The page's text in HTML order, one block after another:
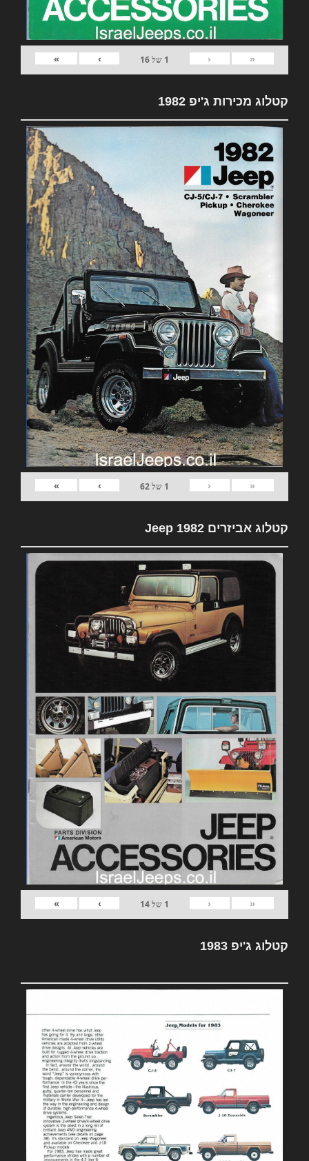
«
‹
1 של16
›
»
קטלוג מכירות ג'יפ 1982
«
‹
1 של62
›
»
קטלוג אביזרים 1982 Jeep
«
‹
1 של14
›
»
קטלוג ג'יפ 1983